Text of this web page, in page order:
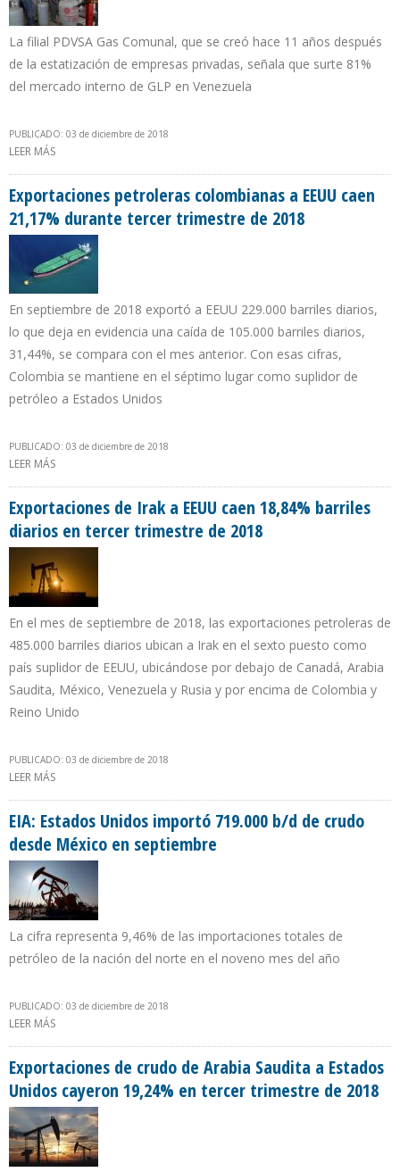
La filial PDVSA Gas Comunal, que se creó hace 11 años después
de la estatización de empresas privadas, señala que surte 81%
del mercado interno de GLP en Venezuela
PUBLICADO: 03 de diciembre de 2018
LEER MÁS
Exportaciones petroleras colombianas a EEUU caen
21,17% durante tercer trimestre de 2018
En septiembre de 2018 exportó a EEUU 229.000 barriles diarios,
lo que deja en evidencia una caída de 105.000 barriles diarios,
31,44%, se compara con el mes anterior. Con esas cifras,
Colombia se mantiene en el séptimo lugar como suplidor de
petróleo a Estados Unidos
PUBLICADO: 03 de diciembre de 2018
LEER MÁS
Exportaciones de Irak a EEUU caen 18,84% barriles
diarios en tercer trimestre de 2018
En el mes de septiembre de 2018, las exportaciones petroleras de
485.000 barriles diarios ubican a Irak en el sexto puesto como
país suplidor de EEUU, ubicándose por debajo de Canadá, Arabia
Saudita, México, Venezuela y Rusia y por encima de Colombia y
Reino Unido
PUBLICADO: 03 de diciembre de 2018
LEER MÁS
EIA: Estados Unidos importó 719.000 b/d de crudo
desde México en septiembre
La cifra representa 9,46% de las importaciones totales de
petróleo de la nación del norte en el noveno mes del año
PUBLICADO: 03 de diciembre de 2018
LEER MÁS
Exportaciones de crudo de Arabia Saudita a Estados
Unidos cayeron 19,24% en tercer trimestre de 2018